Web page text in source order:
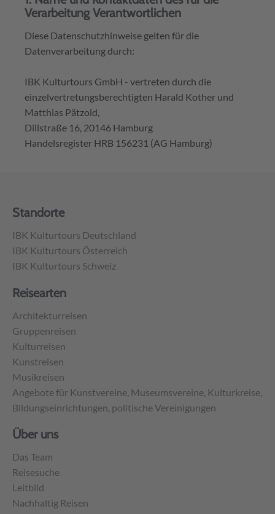
Verarbeitung Verantwortlichen
Diese Datenschutzhinweise gelten für die
Datenverarbeitung durch:
IBK Kulturtours GmbH - vertreten durch die
einzelvertretungsberechtigten Harald Kother und
Matthias Pätzold,
Dillstraße 16, 20146 Hamburg
Handelsregister HRB 156231 (AG Hamburg)
2. Erhebung und Speicherung
personenbezogener Daten sowie Art und
Zweck und deren Verwendung bei
Anmeldung für unseren Newsletter
ausdrücklich eingewilligt haben, verwenden wir Ihre
Newsletters ist die Angabe einer E-Mail-Adresse
Abmeldewunsch gerne auch jederzeit an
mail@ibk.kulturtours.de per E-Mail senden.
anhand derer wir erkennen können, ob und wann eine
E-Mail geöffnet wurde. Auch wenn ein Link in einem
Newsletter angeklickt wird, speichern wir dies. Wir
nutzen diese Daten jedoch nur statistisch (d.h. ohne
Standorte
IBK Kulturtours Deutschland
IBK Kulturtours Österreich
IBK Kulturtours Schweiz
Reisearten
Architekturreisen
Gruppenreisen
Kulturreisen
Kunstreisen
Musikreisen
Angebote für Kunstvereine, Museumsvereine, Kulturkreise,
Bildungseinrichtungen, politische Vereinigungen
Über uns
Das Team
Reisesuche
Leitbild
Nachhaltig Reisen